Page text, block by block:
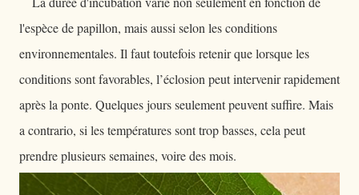
l'espèce de papillon, mais aussi selon les conditions
environnementales. Il faut toutefois retenir que lorsque les
conditions sont favorables, l’éclosion peut intervenir rapidement
après la ponte. Quelques jours seulement peuvent suffire. Mais
a contrario, si les températures sont trop basses, cela peut
prendre plusieurs semaines, voire des mois.